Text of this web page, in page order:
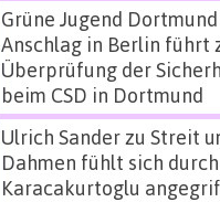
Grüne Jugend
Anschlag in Berlin führt
Überprüfung der
beim CSD in Dortmund
Ulrich Sanderzu Streit
Dahmen fühlt sich
Karacakurtoglu